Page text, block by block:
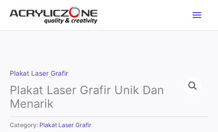
Main
Plakat Laser Grafir
Plakat Laser Grafir Unik Dan
Menarik
Category: Plakat Laser Grafir